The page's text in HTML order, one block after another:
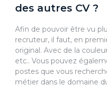
des autres CV ?
Afin de pouvoir être vu
recruteur, il faut, en
original. Avec de la
etc.. Vous pouvez
postes que vous
métier dans le domaine